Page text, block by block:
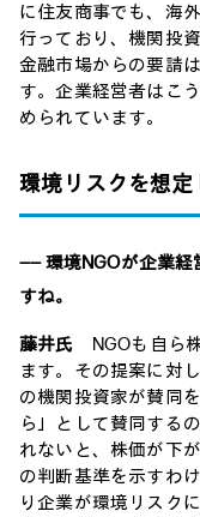
に住友商事でも、海
行っており、機関投
金融市場からの要請
す。企業経営者はこ
められています。
環境リスクを想
―― 環境NGOが企業
すね。
藤井氏 NGOも自ら
ます。その提案に対
の機関投資家が賛同
ら」として賛同する
れないと、株価が下
の判断基準を示すわ
り企業が環境リスク